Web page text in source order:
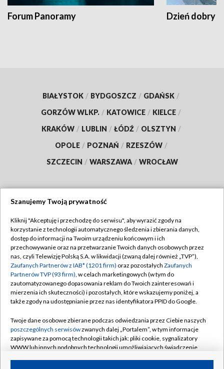
Forum Panoramy Dzień dobry
BIAŁYSTOK / BYDGOSZCZ / GDAŃSK /
GORZÓW WLKP. / KATOWICE / KIELCE /
KRAKÓW / LUBLIN / ŁÓDŹ / OLSZTYN /
OPOLE / POZNAŃ / RZESZÓW /
SZCZECIN / WARSZAWA / WROCŁAW
TVP
Abonament TVP
Emisja w TVP
Centrum informacji TVP
Naziemna Telewizja Cyfrowa
Rada Programowa
System NOS
Informacje o nadawcy
Regulamin TVP
Polityka prywatności
Moje zgody
Pomoc
Kontakt
Kanały
Szanujemy Twoją prywatność
Kliknij "Akceptuję i przechodzę do serwisu", aby wyrazić zgody na
korzystanie z technologii automatycznego śledzenia i zbierania danych,
dostęp do informacji na Twoim urządzeniu końcowym i ich
przechowywanie oraz na przetwarzanie Twoich danych osobowych przez
nas, czyli Telewizję Polską S.A. w likwidacji (zwaną dalej również „TVP”),
Zaufanych Partnerów z IAB* (1201 firm) oraz pozostałych Zaufanych
Partnerów TVP (93 firm), w celach marketingowych (w tym do
zautomatyzowanego dopasowania reklam do Twoich zainteresowań i
mierzenia ich skuteczności) i pozostałych, które wskazujemy poniżej, a
także zgody na udostępnianie przez nas identyfikatora PPID do Google.
Twoje dane osobowe zbierane podczas odwiedzania przez Ciebie naszych
poszczególnych serwisówzwanych dalej „Portalem”, w tym informacje
zapisywane za pomocą technologii takich jak: pliki cookie, sygnalizatory
WWW lub innych podobnych technologii umożliwiających świadczenie